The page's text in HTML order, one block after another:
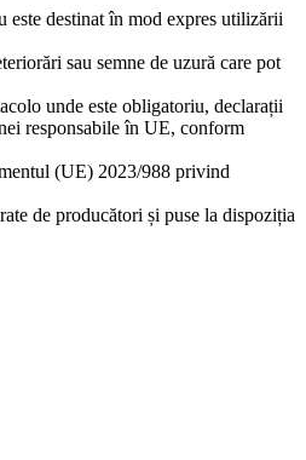
este destinat în mod expres utilizării
sau semne de uzură care pot
unde este obligatoriu, declarații
responsabile în UE, conform
(UE) 2023/988 privind
de producători și puse la dispoziția